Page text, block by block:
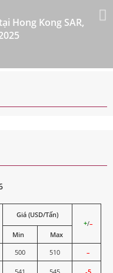
Hong Kong SAR,
Giá (USD/Tấn)
+/–
Min
Max
500 510 –